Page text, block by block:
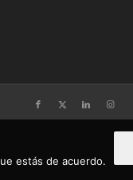
estás de acuerdo.